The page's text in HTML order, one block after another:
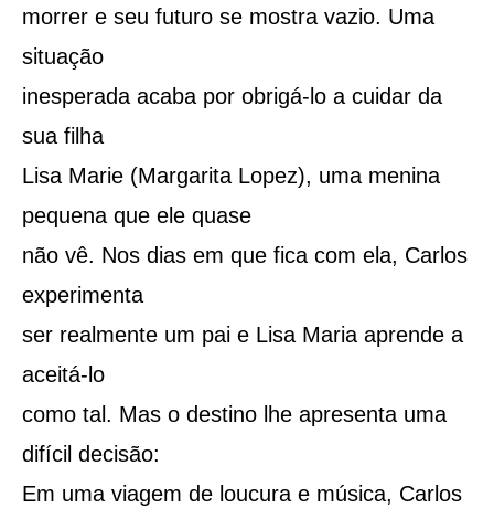
morrer e seu futuro se mostra vazio. Uma
situação
inesperada acaba por obrigá-lo a cuidar da
sua filha
Lisa Marie (Margarita Lopez), uma menina
pequena que ele quase
não vê. Nos dias em que fica com ela, Carlos
experimenta
ser realmente um pai e Lisa Maria aprende a
aceitá-lo
como tal. Mas o destino lhe apresenta uma
difícil decisão:
Em uma viagem de loucura e música, Carlos